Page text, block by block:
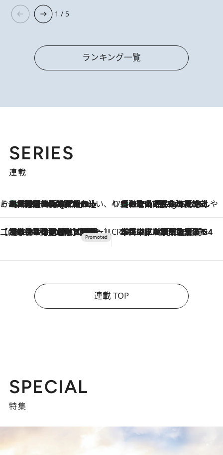
1 / 5
ランキング一覧
SERIES
連載
そおだよおこの関西おいしい、おやつ紀行
10 Hours Ago
［大阪府箕面市］一皿一皿目の前で仕上げられる、料理を巧みに組み込んだアシェットデセールコース「ミチル アシェット デセール（Michiru assiette dessert）」 47都道府県の手みやげ ひんやりスイーツで夏を満喫
10 Hours Ago
【和歌山県】この夏絶対食べたい 冷やしておいしいおやつ3選 みかんがごろっと丸ごと入ったジュレ
【CREA×星野リゾート】唯一無二。癒しと発見が待つ場所へ
2026.8.7
【トンボの足水浴】ヒノキの香りに包まれて涼感マックス！約13℃の湧水かけ流しを避暑地「星野温泉 トンボの湯」で体験 CREA'S CHOICE
2026.8.7
「立川にも歌舞伎があるんだよ」 片岡仁左衛門・市川中車ら豪華座組みで4年目の立川立飛歌舞伎へ
連載 TOP
SPECIAL
特集